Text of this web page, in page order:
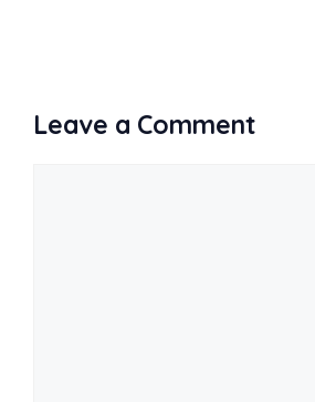
Leave a Comment